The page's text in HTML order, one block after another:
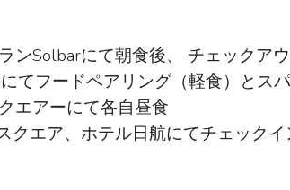
ンSolbarにて朝食後、 チェックア
にてフードペアリング（軽食）とス
エアーにて各自昼食
クエア、ホテル日航にてチェック